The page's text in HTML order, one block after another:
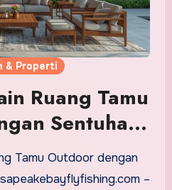
& Properti
Ruang Tamu
Sentuhan
–